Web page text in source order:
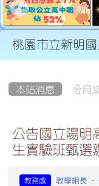
桃園市立新明
本站消息 分月
公告國立陽明
生實驗班甄選
教務處 教學組長 -